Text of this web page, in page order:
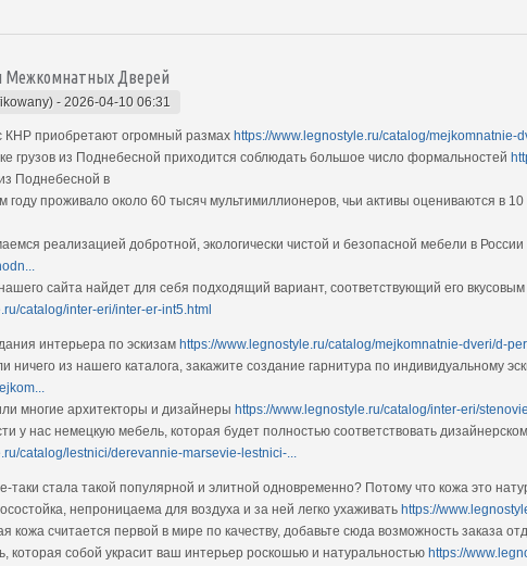
Межкомнатных Дверей
- 2026-04-10 06:31
КНР приобретают огромный размах https://www.legnostyle.ru/catalog/mejkomnatnie-
грузов из Поднебесной приходится соблюдать большое число формальностей
Поднебесной в
году проживало около 60 тысяч мультимиллионеров, чьи активы оцениваются в
реализацией добротной, экологически чистой и безопасной мебели в России
сайта найдет для себя подходящий вариант, соответствующий его
catalog/inter-eri/inter-er-int5.html
интерьера по эскизам https://www.legnostyle.ru/catalog/mejkomnatnie-dveri/d-
ничего из нашего каталога, закажите создание гарнитура по индивидуальному
многие архитекторы и дизайнеры https://www.legnostyle.ru/catalog/inter-eri/
у нас немецкую мебель, которая будет полностью соответствовать
catalog/lestnici/derevannie-marsevie-lestnici-...
таки стала такой популярной и элитной одновременно? Потому что кожа это
непроницаема для воздуха и за ней легко ухаживать https://
кожа считается первой в мире по качеству, добавьте сюда возможность заказа
которая собой украсит ваш интерьер роскошью и натуральностью https://